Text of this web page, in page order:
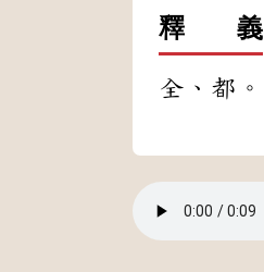
釋 義
全、都。